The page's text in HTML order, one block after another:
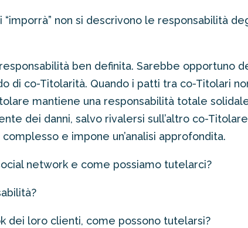
non si descrivono le responsabilità
ben definita. Sarebbe opportuno
di co-Titolarità. Quando i patti tra co-Titolari
mantiene una responsabilità totale
dei danni, salvo rivalersi sull’altro co-
e impone un’analisi approfondita.
network e come possiamo tutelarci?
dei loro clienti, come possono tutelarsi?